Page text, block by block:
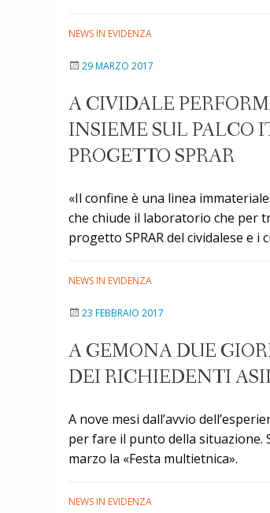
NEWS IN EVIDENZA
29 MARZO 2017
A CIVIDALE
INSIEME SUL PALCO
PROGETTO SPRAR
«Il confine è una linea
che chiude il laboratorio che per
progetto SPRAR del cividalese e
NEWS IN EVIDENZA
23 FEBBRAIO 2017
A GEMONA DUE
DEI RICHIEDENTI
A nove mesi dall’avvio
per fare il punto della situazione.
marzo la «Festa multietnica».
NEWS IN EVIDENZA